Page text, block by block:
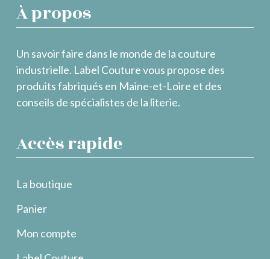
À propos
Un savoir faire dans le monde de la couture
industrielle. Label Couture vous propose des
produits fabriqués en Maine-et-Loire et des
conseils de spécialistes de la literie.
Accès rapide
La boutique
Panier
Mon compte